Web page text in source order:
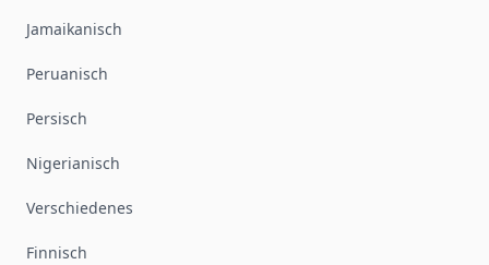
Jamaikanisch
Peruanisch
Persisch
Nigerianisch
Verschiedenes
Finnisch